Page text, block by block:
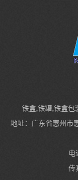
铁盒,铁罐,铁盒包
地址：广东省惠州市
电
传